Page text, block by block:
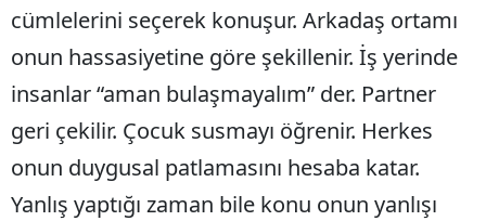
cümlelerini seçerek konuşur. Arkadaş ortamı
onun hassasiyetine göre şekillenir. İş yerinde
insanlar “aman bulaşmayalım” der. Partner
geri çekilir. Çocuk susmayı öğrenir. Herkes
onun duygusal patlamasını hesaba katar.
Yanlış yaptığı zaman bile konu onun yanlışı